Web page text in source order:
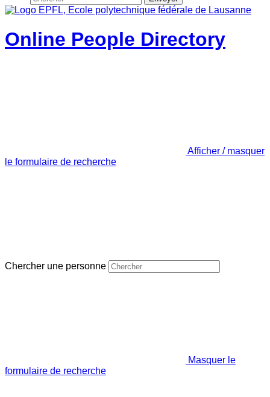
Online People Directory
Afficher / masquer
le formulaire de recherche
Chercher une personne
Masquer le
formulaire de recherche